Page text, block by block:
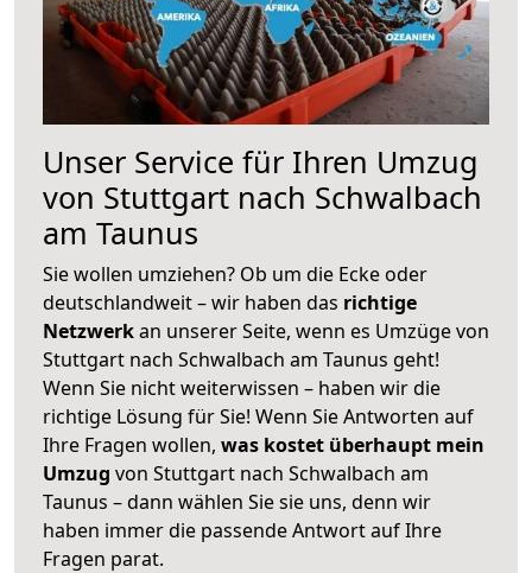
Unser Service für Ihren Umzug
von Stuttgart nach Schwalbach
am Taunus
Sie wollen umziehen? Ob um die Ecke oder
deutschlandweit – wir haben das richtige
Netzwerkan unserer Seite, wenn es Umzüge von
Stuttgart nach Schwalbach am Taunus geht!
Wenn Sie nicht weiterwissen – haben wir die
richtige Lösung für Sie! Wenn Sie Antworten auf
Ihre Fragen wollen, was kostet überhaupt mein
Umzug von Stuttgart nach Schwalbach am
Taunus – dann wählen Sie sie uns, denn wir
haben immer die passende Antwort auf Ihre
Fragen parat.